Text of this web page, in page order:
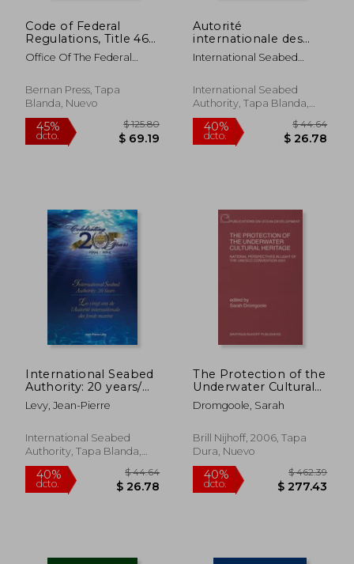
45%
dcto.
$ 209.35
$ 115.15
40%
dcto.
Code of Federal
Regulations, Title 46
Shipping 200-499,
Revised as of
Inglés)
Office Of The Federal
Bernan Press, Tapa
Blanda, Nuevo
Autorité
internationale des
fonds marins:
documents
Francés)
International Seabed
International Seabed
Authority, Tapa Blanda,
Nuevo
International Seabed
Authority: 20 years/
Les vingt ans de
l'Autorité
fonds marins (en
Inglés)
Levy, Jean-Pierre
International Seabed
Authority, Tapa Blanda,
Nuevo
The Protection of the
Underwater Cultural
Heritage: National
Perspectives in Light
Convention 2001 -
Second Edition (en
Dromgoole, Sarah
Brill Nijhoff, 2006, Tapa
Dura, Nuevo